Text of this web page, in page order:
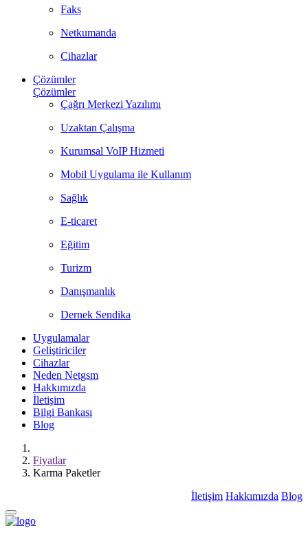
Faks
Netkumanda
Cihazlar
Çözümler
Çözümler
Çağrı Merkezi Yazılımı
Uzaktan Çalışma
Kurumsal VoIP Hizmeti
Mobil Uygulama ile Kullanım
Sağlık
E-ticaret
Eğitim
Turizm
Danışmanlık
Dernek Sendika
Uygulamalar
Geliştiriciler
Cihazlar
Neden Netgsm
Hakkımızda
İletişim
Bilgi Bankası
Blog
Fiyatlar
Karma Paketler
İletişim Hakkımızda Blog